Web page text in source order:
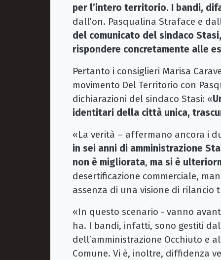
per l’intero territorio. I bandi,
dall’on. Pasqualina Straface e
del comunicato del sindaco
rispondere concretamente alle
Pertanto i consiglieri Marisa
movimento Del Territorio con
dichiarazioni del sindaco Stasi: «
identitari della città unica,
«La verità – affermano ancora i
in sei anni di amministrazione
non è migliorata, ma si è
desertificazione commerciale,
assenza di una visione di rilancio
«In questo scenario - vanno
ha. I bandi, infatti, sono gestiti
dell’amministrazione Occhiuto e
Comune. Vi è, inoltre, diffidenza